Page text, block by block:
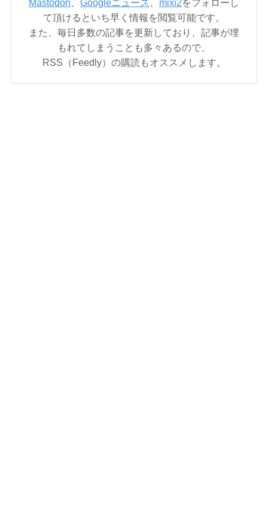
Mastodon Googleニュース mixi2をフォローし
て頂けるといち早く情報を閲覧可能です。
また、毎日多数の記事を更新しており、記事が埋
もれてしまうことも多々あるので、
RSS（Feedly）の購読もオススメします。